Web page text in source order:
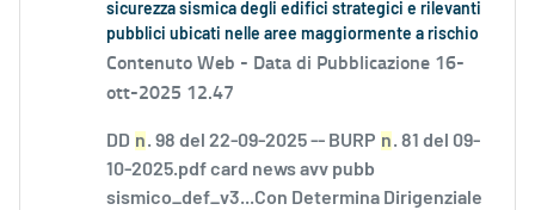
sicurezza sismica degli edifici strategici e rilevanti
pubblici ubicati nelle aree maggiormente a rischio
Contenuto Web - Data di Pubblicazione 16-
ott-2025 12.47
DD n. 98 del 22-09-2025 -- BURP n. 81 del 09-
10-2025.pdf card news avv pubb
sismico_def_v3...Con Determina Dirigenziale